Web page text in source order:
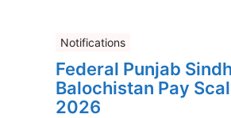
Notifications
Federal Punjab
Balochistan Pay
2026